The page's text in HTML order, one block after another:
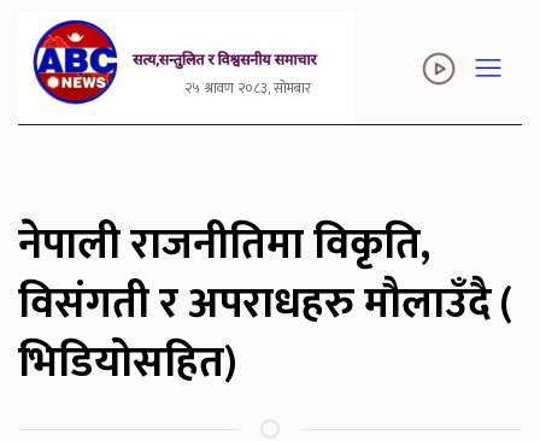
२५ श्रावण २०८३, सोमबार
नेपाली राजनीतिमा विकृति,
विसंगती र अपराधहरु मौलाउँदै (
भिडियोसहित)